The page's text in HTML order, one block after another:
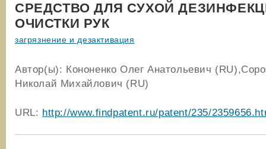
СРЕДСТВО ДЛЯ СУХОЙ
ОЧИСТКИ РУК
загрязнение и дезактивация
Автор(ы): Кононенко Олег Анатольевич
Николай Михайлович (RU)
URL: http://www.findpatent.ru/patent/235/